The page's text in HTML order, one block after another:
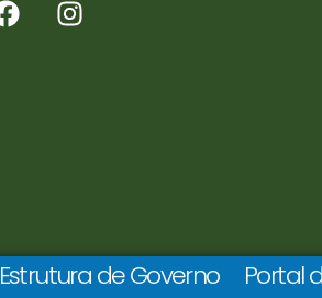
Estrutura de Governo Portal